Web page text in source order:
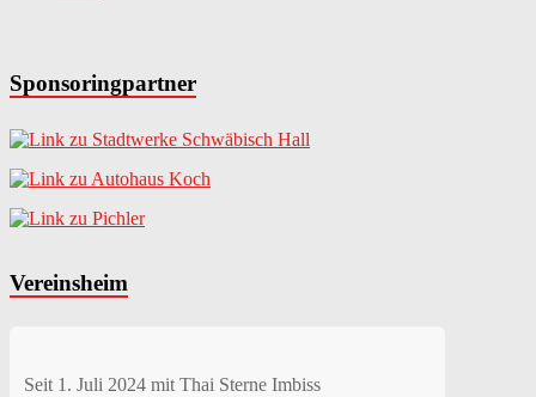
Sponsoringpartner
Vereinsheim
Seit 1. Juli 2024 mit Thai Sterne Imbiss